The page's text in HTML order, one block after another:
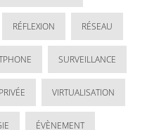
RÉFLEXION RÉSEAU
SURVEILLANCE
VIRTUALISATION
ÉVÈNEMENT